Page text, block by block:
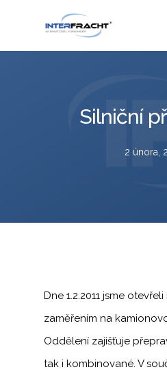
Silniční
2 února,
Dne 1.2.2011 jsme
zaměřením na
Oddělení zajišťuje
tak i kombinované. V